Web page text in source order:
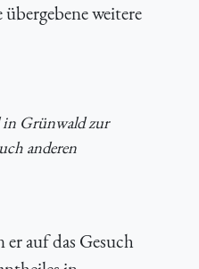
weitere
in Grünwald zur
anderen
auf das Gesuch